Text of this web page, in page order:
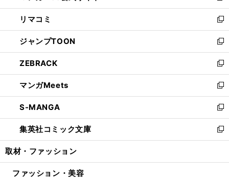
ウ
で
開
く
ン
ド
ウ
で
開
く
ウ
ィ
ン
ド
ウ
で
開
く
し
い
ウ
ィ
ン
ド
ウ
で
開
く
リマコミ
新
し
い
ウ
ィ
ン
ド
ウ
で
開
く
ジャンプTOON
新
し
い
ウ
ィ
ン
ド
ウ
で
開
ZEBRACK
新
し
い
ウ
ィ
ン
ド
ウ
開
マンガMeets
新
し
い
ウ
ィ
ン
ウ
S-MANGA
新
し
い
ウ
ン
集英社コミック文庫
新
し
ウ
取材・ファッション
ファッション・美容